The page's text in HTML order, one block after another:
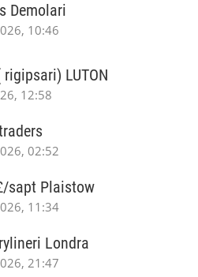
Demolari
10:46
rigipsari) LUTON
12:58
02:52
sapt Plaistow
11:34
Londra
21:47